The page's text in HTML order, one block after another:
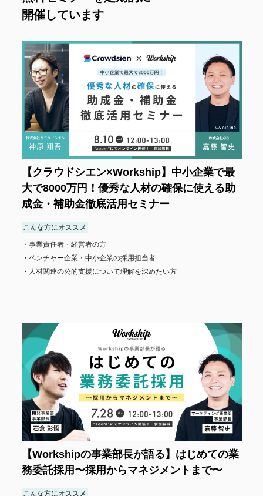
開催しています
【クラウドシエン×Workship】中小企業で最
大で8000万円！優秀な人材の確保に使える助
成金・補助金徹底活用セミナー
こんな方にオススメ
事業責任者・経営者の方
ベンチャー企業・中小企業の採用担当者
人材関連の公的支援について理解を深めたい方
【Workshipの事業部長が語る】はじめての業
務委託採用〜採用からマネジメントまで〜
こんな方にオススメ